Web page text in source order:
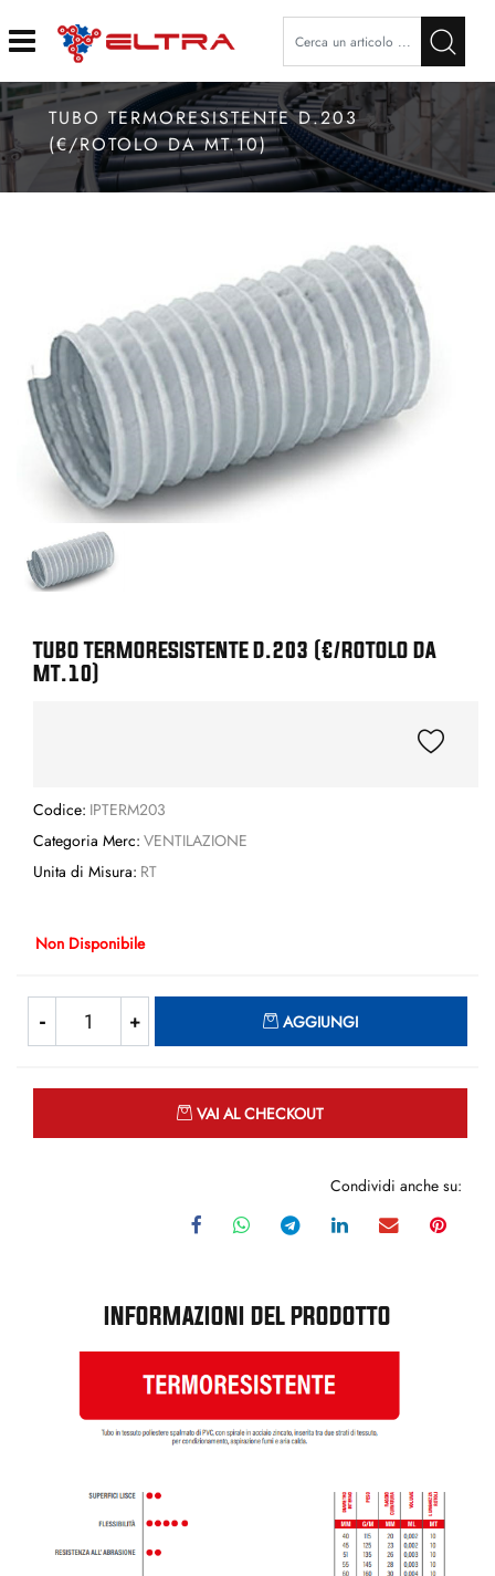
Open
TUBO TERMORESISTENTE D.203
(€/ROTOLO DA MT.10)
TUBO TERMORESISTENTE D.203 (€/ROTOLO DA
MT.10)
Codice: IPTERM203
Categoria Merc: VENTILAZIONE
Unita di Misura: RT
Non Disponibile
AGGIUNGI
VAI AL CHECKOUT
Condividi anche su:
INFORMAZIONI DEL PRODOTTO